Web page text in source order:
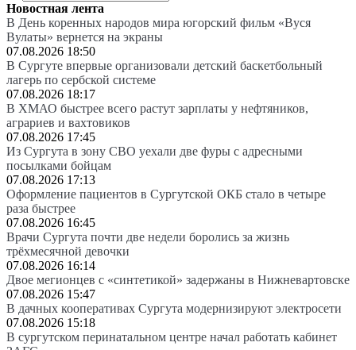
Новостная лента
В День коренных народов мира югорский фильм «Вуся
Вулаты» вернется на экраны
07.08.2026 18:50
В Сургуте впервые организовали детский баскетбольный
лагерь по сербской системе
07.08.2026 18:17
В ХМАО быстрее всего растут зарплаты у нефтяников,
аграриев и вахтовиков
07.08.2026 17:45
Из Сургута в зону СВО уехали две фуры с адресными
посылками бойцам
07.08.2026 17:13
Оформление пациентов в Сургутской ОКБ стало в четыре
раза быстрее
07.08.2026 16:45
Врачи Сургута почти две недели боролись за жизнь
трёхмесячной девочки
07.08.2026 16:14
Двое мегионцев с «синтетикой» задержаны в Нижневартовске
07.08.2026 15:47
В дачных кооперативах Сургута модернизируют электросети
07.08.2026 15:18
В сургутском перинатальном центре начал работать кабинет